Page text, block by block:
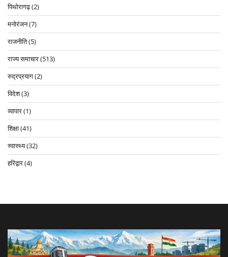
पिथोरागढ़(2)
मनोरंजन(7)
राजनीति(5)
राज्य समाचार(513)
रुद्रप्रयाग(2)
विदेश(3)
व्यापार(1)
शिक्षा(41)
स्वास्थ्य(32)
हरिद्वार(4)